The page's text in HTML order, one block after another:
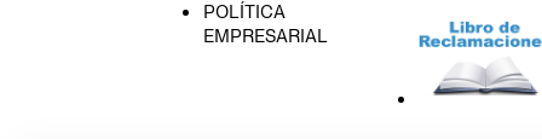
POLÍTICA
EMPRESARIAL